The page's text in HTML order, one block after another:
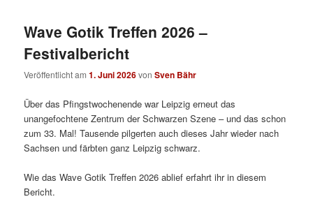
Wave Gotik Treffen 2026 –
Festivalbericht
Veröffentlicht am1. Juni 2026vonSven Bähr
Über das Pfingstwochenende war Leipzig erneut das
unangefochtene Zentrum der Schwarzen Szene – und das schon
zum 33. Mal! Tausende pilgerten auch dieses Jahr wieder nach
Sachsen und färbten ganz Leipzig schwarz.
Wie das Wave Gotik Treffen 2026 ablief erfahrt ihr in diesem
Bericht.